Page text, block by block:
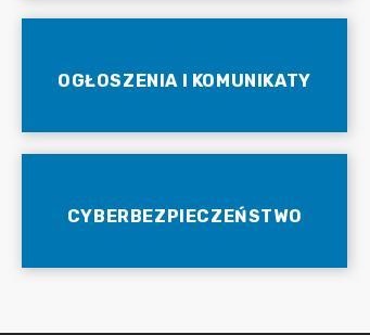
OGŁOSZENIA I KOMUNIKATY
CYBERBEZPIECZEŃSTWO